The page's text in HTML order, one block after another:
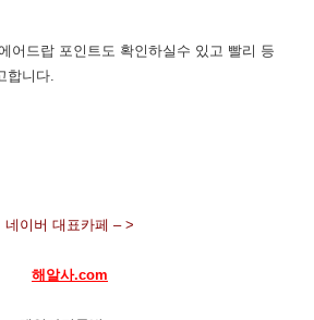
어드랍 포인트도 확인하실수 있고 빨리 등
합니다.
네이버 대표카페 – >
해알사.com